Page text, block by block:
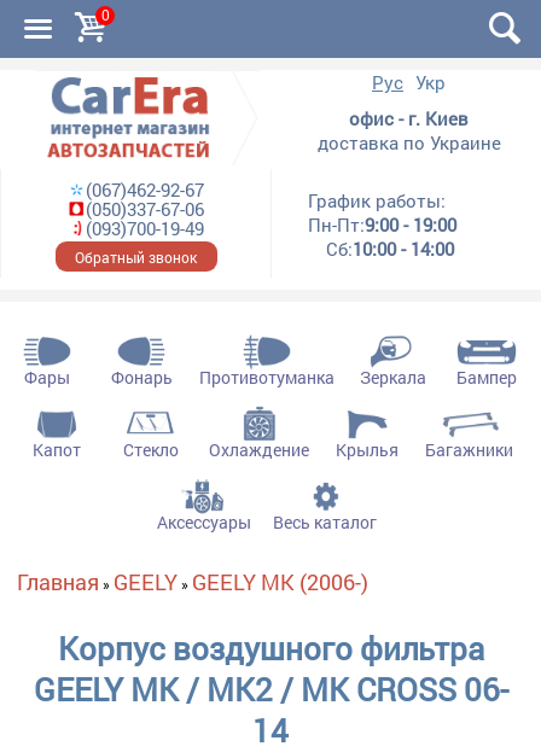
0
Рус Укр
офис - г. Киев
доставка по Украине
(067)462-92-67
(050)337-67-06
(093)700-19-49
Обратный звонок
График работы:
Пн-Пт:9:00 - 19:00
Сб:10:00 - 14:00
Фары Фонарь Противотуманка Зеркала Бампер
Капот Стекло Охлаждение Крылья Багажники
Аксессуары Весь каталог
Вы здесь
Главная » GEELY» GEELY MK (2006-)
Корпус воздушного фильтра
GEELY MK / MK2 / MK CROSS 06-
14